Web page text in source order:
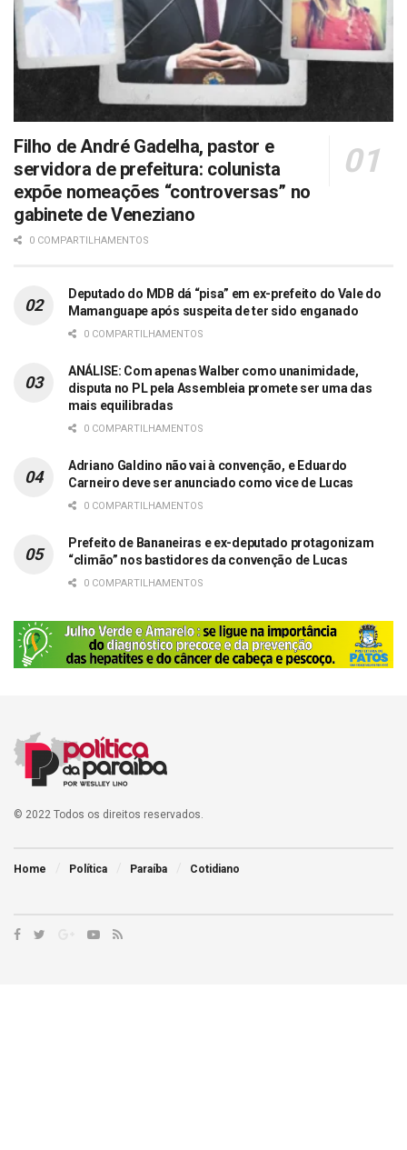
Filho de André Gadelha, pastor e
servidora de prefeitura: colunista
expõe nomeações “controversas” no
gabinete de Veneziano
0 COMPARTILHAMENTOS
Deputado do MDB dá “pisa” em ex-prefeito do Vale do
Mamanguape após suspeita de ter sido enganado
0 COMPARTILHAMENTOS
ANÁLISE: Com apenas Walber como unanimidade,
disputa no PL pela Assembleia promete ser uma das
mais equilibradas
0 COMPARTILHAMENTOS
Adriano Galdino não vai à convenção, e Eduardo
Carneiro deve ser anunciado como vice de Lucas
0 COMPARTILHAMENTOS
Prefeito de Bananeiras e ex-deputado protagonizam
“climão” nos bastidores da convenção de Lucas
0 COMPARTILHAMENTOS
© 2022 Todos os direitos reservados.
Home Política Paraíba Cotidiano